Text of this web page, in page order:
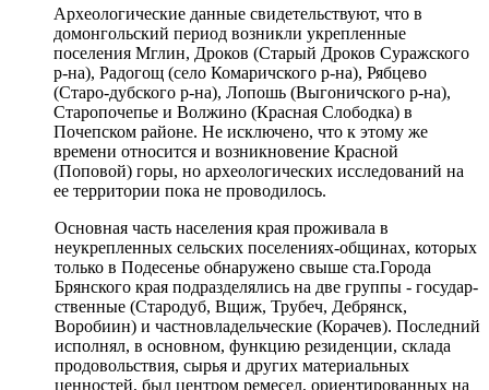
Археологические данные свидетельствуют, что в
домонгольский пе­риод возникли укрепленные
поселения Мглин, Дроков (Старый Дроков Суражского
р-на), Радогощ (село Комаричского р-на), Рябцево
(Старо-дубского р-на), Лопошь (Выгоничского р-на),
Старопочепье и Волжино (Красная Слободка) в
Почепском районе. Не исключено, что к этому же
времени относится и возникновение Красной
(Поповой) горы, но архео­логических исследований на
ее территории пока не проводилось.
Основная часть населения края проживала в
неукрепленных сель­ских поселениях-общинах, которых
только в Подесенье обнаружено свыше ста.Города
Брянского края подразделялись на две группы - государ­
ственные (Стародуб, Вщиж, Трубеч, Дебрянск,
Воробиин) и частновла­дельческие (Корачев). Последний
исполнял, в основном, функцию рези­денции, склада
продовольствия, сырья и других материальных
ценностей, был центром ремесел, ориентированных на